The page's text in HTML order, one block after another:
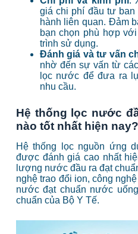
giá chi phí đầu tư ban
hành liên quan. Đảm
bạn chọn phù hợp
trình sử dụng.
Đánh giá và tư vấn
nhờ đến sự vấn từ
lọc nước để đưa ra
nhu cầu.
Hệ thống lọc nước
nào tốt nhất hiện nay?
Hệ thống lọc nguồn ứng
được đánh giá cao nhất
lượng nước đầu ra đạt
nghệ trao đổi ion, công
nước đạt chuẩn nước
chuẩn của Bộ Y Tế.